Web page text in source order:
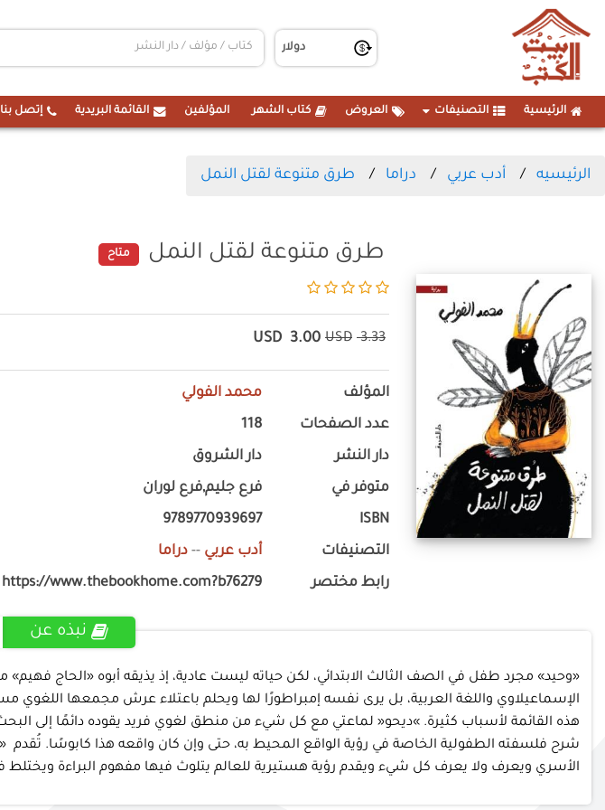
الرئيسية التصنيفات العروض كتاب الشهر المؤلفين القائمة البريدية إتصل بنا
الرئيسيه أدب عربي دراما طرق متنوعة لقتل النمل
طرق متنوعة لقتل النمل متاح
3.33
USD
3.00
USD
المؤلف محمد الفولي
عدد الصفحات 118
دار النشر دار الشروق
متوفر في فرع جليم,فرع لوران
ISBN
9789770939697
التصنيفات أدب عربي -- دراما
رابط مختصر https://www.thebookhome.com?b76279
نبذه عن
‬الأسري‭ ‬ويعرف‭ ‬ولا‭ ‬يعرف‭ ‬كل‭ ‬شيء‭ ‬ويقدم‭ ‬رؤية‭ ‬هستيرية‭ ‬للعالم‭ ‬يتلوث‭ ‬فيها‭ ‬مفهوم‭ ‬البراءة‭ ‬ويختلط‭ ‬فيها‭ ‬الضحك‭ ‬مع‭ ‬الدموع‭.‬